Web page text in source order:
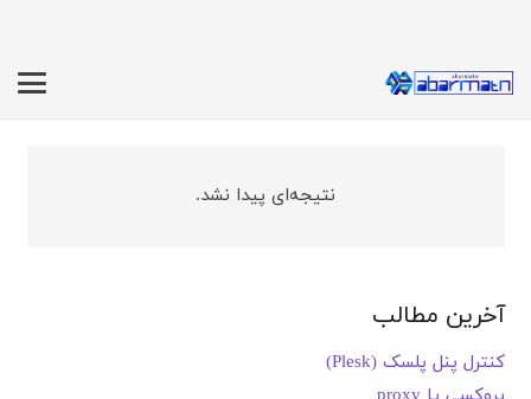
نتیجه‌ای پیدا نشد.
آخرین مطالب
کنترل پنل پلسک (Plesk)